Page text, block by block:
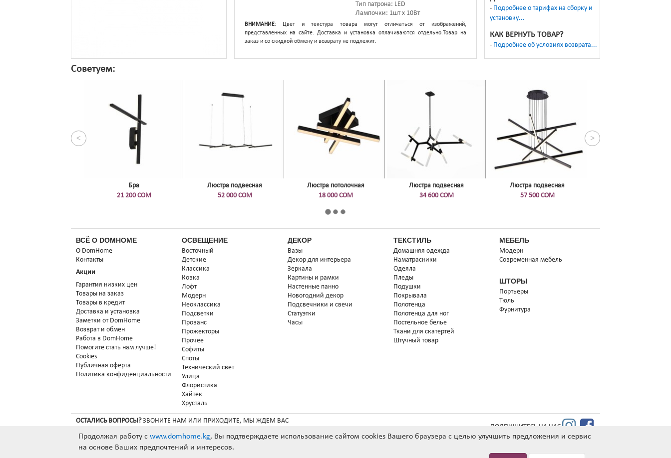
Тип патрона LED
Лампочки 1шт x 10Вт
ВНИМАНИЕ: Цвет и текстура товара могут отличаться от изображений,
представленных на сайте. Доставка и установка оплачиваются отдельно.Товар на
заказ и со скидкой обмену и возврату не подлежит.
Подробнее о тарифах на сборку и
установку...
КАК ВЕРНУТЬ ТОВАР?
Подробнее об условиях возврата...
Советуем:
Бра
21 200 СОМ
Люстра подвесная
52 000 СОМ
Люстра потолочная
18 000 СОМ
Люстра подвесная
34 600 СОМ
Люстра подвесная
57 500 СОМ
< >
Продолжая работу с www.domhome.kg, Вы подтверждаете использование сайтом cookies Вашего браузера с целью улучшить предложения и сервис
на основе Ваших предпочтений и интересов.
ВСЁ О DOMHOME
О DomHome
Контакты
Акции
Гарантия низких цен
Товары на заказ
Товары в кредит
Доставка и установка
Заметки от DomHome
Возврат и обмен
Работа в DomHome
Помогите стать нам лучше!
Cookies
Публичная оферта
Политика конфиденциальности
ОСВЕЩЕНИЕ
Восточный
Детские
Классика
Ковка
Лофт
Модерн
Неоклассика
Подсветки
Прованс
Прожекторы
Прочее
Софиты
Споты
Технический свет
Улица
Флористика
Хайтек
Хрусталь
ДЕКОР
Вазы
Декор для интерьера
Зеркала
Картины и рамки
Настенные панно
Новогодний декор
Подсвечники и свечи
Статуэтки
Часы
ТЕКСТИЛЬ
Домашняя одежда
Наматрасники
Одеяла
Пледы
Подушки
Покрывала
Полотенца
Полотенца для ног
Постельное белье
Ткани для скатертей
Штучный товар
МЕБЕЛЬ
Модерн
Современная мебель
ШТОРЫ
Портьеры
Тюль
Фурнитура
ОСТАЛИСЬ ВОПРОСЫ?ЗВОНИТЕ НАМ ИЛИ ПРИХОДИТЕ, МЫ ЖДЕМ ВАС
MEGACOM 0 990 97 97 99
ПОДПИШИТЕСЬ НА НАС